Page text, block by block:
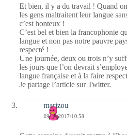
Et bien, il y a du travail ! Quand
les gens maltraitent leur langue
c’est honteux !
C’est bel et bien la francophonie
langue et non pas notre pauvre
respecté !
Une journée, deux ou trois n’y
les jours que l’on devrait
langue française et à la faire
Je partage l’article sur Twitter.
marizou
09/01/2017/10:58